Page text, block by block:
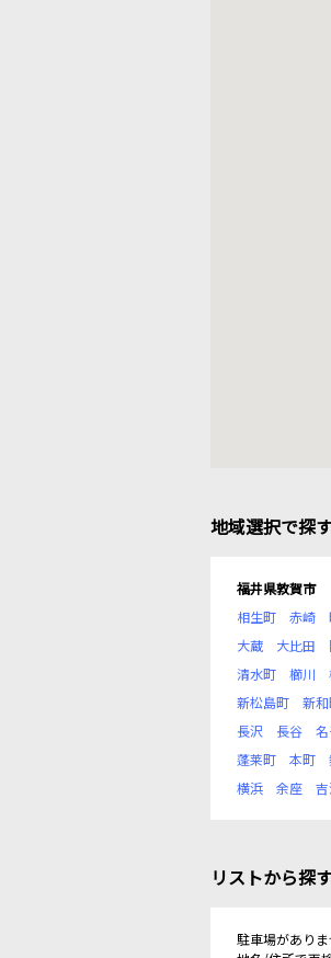
地域選択で探
福井県敦賀市
相生町
赤崎
大蔵
大比田
清水町
櫛川
新松島町
新
長沢
長谷
蓬莱町
本町
横浜
余座
リストから探
駐車場がありま